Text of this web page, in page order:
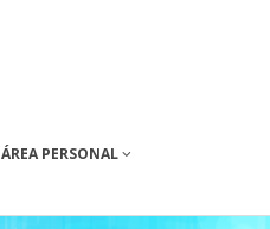
ÁREA PERSONAL